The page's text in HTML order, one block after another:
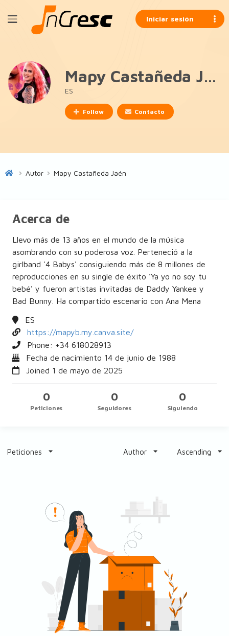
Iniciar sesión
Mapy Castañeda Jaén
ES
Follow Contacto
Autor Mapy Castañeda Jaén
Acerca de
Llevo más de 13 años en el mundo de la música
asombrando con su poderosa voz. Perteneció a la
girlband '4 Babys' consiguiendo más de 8 millones de
reproducciones en su single de éxito 'Ya yo no soy tu
bebé' y fueron artistas invitadas de Daddy Yankee y
Bad Bunny. Ha compartido escenario con Ana Mena
ES
https://mapyb.my.canva.site/
Phone: +34 618028913
Fecha de nacimiento 14 de junio de 1988
Joined 1 de mayo de 2025
0
Peticiones
0
Seguidores
0
Siguiendo
Peticiones Author Ascending